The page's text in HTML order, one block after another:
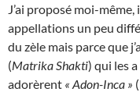
J’ai proposé moi-
appellations un peu
du zèle mais parce que
(Matrika Shakti) qui les
adorèrent « Adon-Inca »